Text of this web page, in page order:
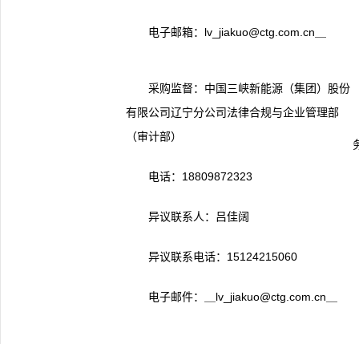
电子邮箱：lv_jiakuo@ctg.com.cn＿
采购监督：中国三峡新能源（集团）股份
有限公司辽宁分公司法律合规与企业管理部
（审计部）
电话：18809872323
异议联系人：吕佳阔
异议联系电话：15124215060
电子邮件：＿lv_jiakuo@ctg.com.cn＿